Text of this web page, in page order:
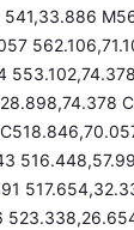
553.102,74.378